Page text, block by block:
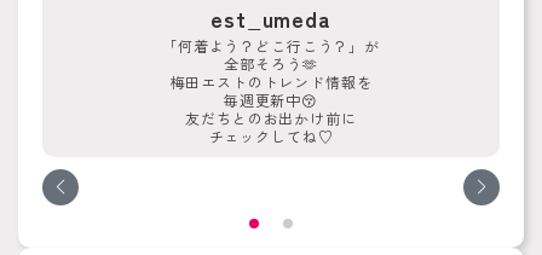
est_umeda
「何着よう？どこ行こう？」が
全部そろう🫶
梅田エストのトレンド情報を
毎週更新中😚
友だちとのお出かけ前に
チェックしてね♡